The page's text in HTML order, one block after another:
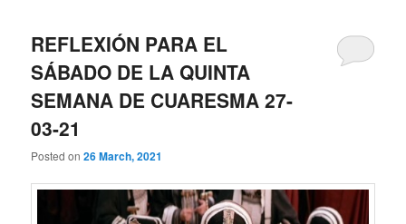
REFLEXIÓN PARA EL
SÁBADO DE LA QUINTA
SEMANA DE CUARESMA 27-
03-21
Posted on26 March, 2021